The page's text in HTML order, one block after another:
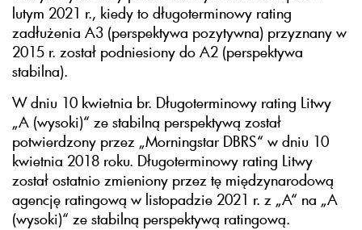
lutym 2021 r., kiedy to długoterminowy rating
zadłużenia A3 (perspektywa pozytywna) przyznany w
2015 r. został podniesiony do A2 (perspektywa
stabilna).
W dniu 10 kwietnia br. Długoterminowy rating Litwy
„A (wysoki)“ ze stabilną perspektywą został
potwierdzony przez „Morningstar DBRS“ w dniu 10
kwietnia 2018 roku. Długoterminowy rating Litwy
został ostatnio zmieniony przez tę międzynarodową
agencję ratingową w listopadzie 2021 r. z „A“ na „A
(wysoki)“ ze stabilną perspektywą ratingową.